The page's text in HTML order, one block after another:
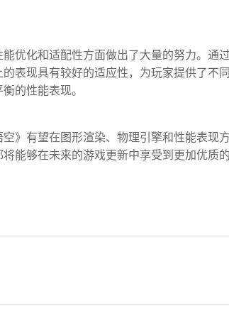
优化和适配性方面做出了大量的努力。通
表现具有较好的适应性，为玩家提供了不
的性能表现。
》有望在图形渲染、物理引擎和性能表现
能够在未来的游戏更新中享受到更加优质